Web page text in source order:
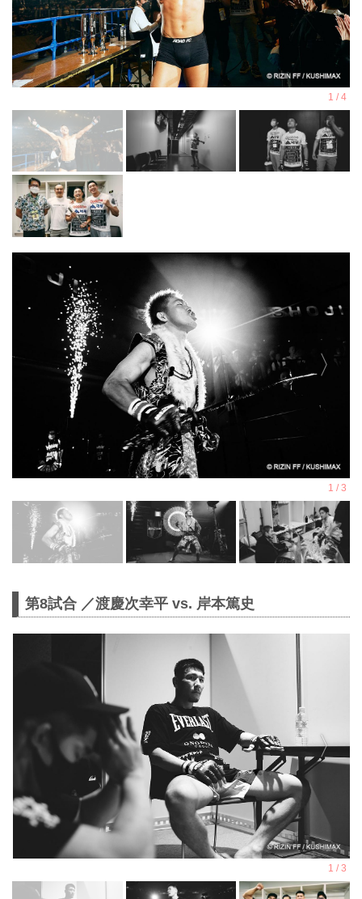
第8試合 ／渡慶次幸平 vs. 岸本篤史